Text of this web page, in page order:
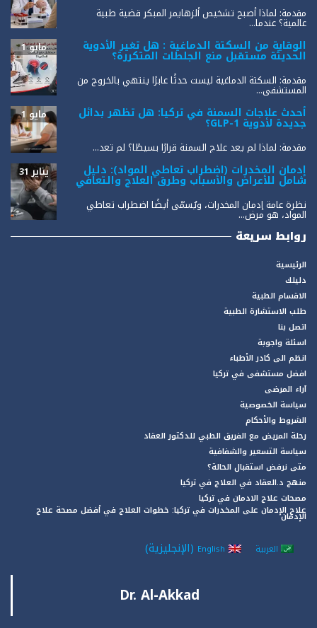
مقدمة: لماذا أصبح تشخيص ألزهايمر المبكر قضية طبية
عالمية؟ عندما...
الوقاية من السكتة الدماغية : هل تغير الأدوية
الحديثة مستقبل منع الجلطات المتكررة؟
مايو 1
مقدمة: السكتة الدماغية ليست حدثًا عابرًا ينتهي بالخروج من
المستشفى...
أحدث علاجات السمنة في تركيا: هل تظهر بدائل
جديدة لأدوية GLP-1؟
مايو 1
مقدمة: لماذا لم يعد علاج السمنة قرارًا بسيطًا؟ لم تعد...
إدمان المخدرات (اضطراب تعاطي المواد): دليل
شامل للأعراض والأسباب وطرق العلاج والتعافي
يناير 31
نظرة عامة إدمان المخدرات، ويُسمّى أيضًا اضطراب تعاطي
المواد، هو مرض...
روابط سريعة
الرئيسية
دليلك
الاقسام الطبية
طلب الاستشارة الطبية
اتصل بنا
اسئلة واجوبة
انظم الى كادر الأطباء
افضل مستشفى في تركيا
آراء المرضى
سياسة الخصوصية
الشروط والأحكام
رحلة المريض مع الفريق الطبي للدكتور العقاد
سياسة التسعير والشفافية
متى نرفض استقبال الحالة؟
منهج د.العقاد في العلاج في تركيا
مصحات علاج الادمان في تركيا
علاج الإدمان على المخدرات في تركيا: خطوات العلاج في أفضل مصحة علاج
الإدمان
العربية English
(الإنجليزية)
Dr. Al-Akkad